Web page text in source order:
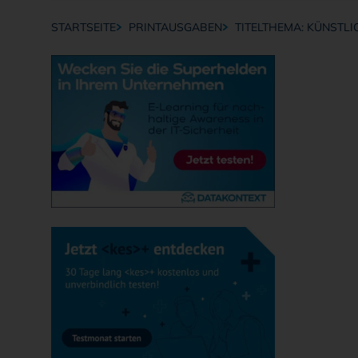
Breadcrumb-Navigation
STARTSEITE PRINTAUSGABEN TITELTHEMA: